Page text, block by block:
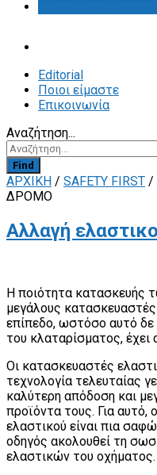
Editorial
Ποιοι είμαστε
Επικοινωνία
Αναζήτηση...
Find
ΑΡΧΙΚΗ / SAFETY FIRST /
ΔΡΌΜΟ
Αλλαγή
Η ποιότητα κατασκευής
μεγάλους
επίπεδο, ωστόσο αυτό δε
του κλαταρίσματος,
Οι κατασκευαστές
τεχνολογία τελευταίας
καλύτερη απόδοση και
προϊόντα τους. Για αυτό,
ελαστικού είναι πια
οδηγός ακολουθεί τη
ελαστικών του οχήματος.